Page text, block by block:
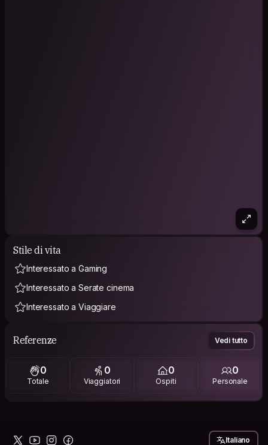
Stile di vita
Interessato a Gaming
Interessato a Serate cinema
Interessato a Viaggiare
Referenze Vedi tutto
0
Totale
0
Viaggiatori
0
Ospiti
0
Personale
Italiano